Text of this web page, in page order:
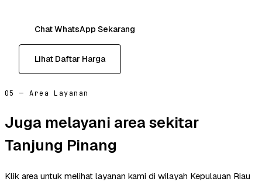
Chat WhatsApp Sekarang
Lihat Daftar Harga
05 — Area Layanan
Juga melayani area sekitar
Tanjung Pinang
Klik area untuk melihat layanan kami di wilayah Kepulauan Riau